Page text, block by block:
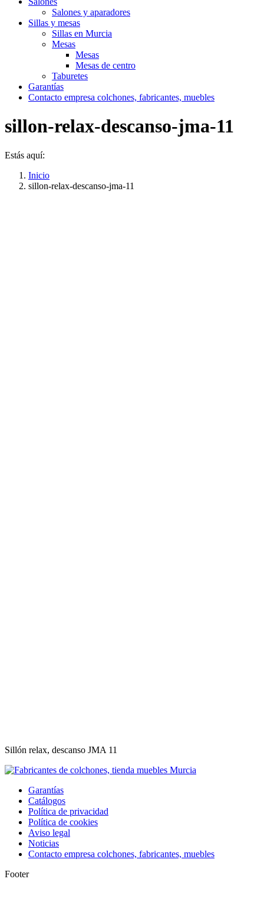
Salones y aparadores
Sillas y mesas
Sillas en Murcia
Mesas
Mesas
Mesas de centro
Taburetes
Garantías
Contacto empresa colchones, fabricantes, muebles
sillon-relax-descanso-jma-11
Estás aquí:
Inicio
sillon-relax-descanso-jma-11
Sillón relax, descanso JMA 11
Garantías
Catálogos
Política de privacidad
Política de cookies
Aviso legal
Noticias
Contacto empresa colchones, fabricantes, muebles
Footer